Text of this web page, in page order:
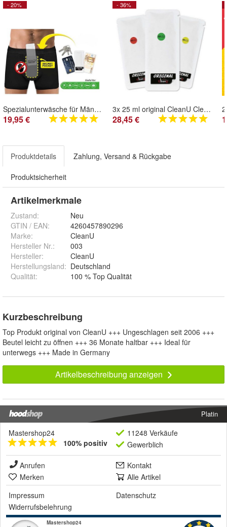
- 20%
Spezialunterwäsche für Männer Original CleanU
19,95 €
- 36%
3x 25 ml original CleanU Clean Urin synthetischer fake Urin * * Topseller * *
28,45 €
Produktdetails Zahlung, Versand & Rückgabe
Produktsicherheit
Artikelmerkmale
Zustand:
Neu
GTIN / EAN:
4260457890296
Marke:
CleanU
Hersteller Nr.:
003
Hersteller:
CleanU
Herstellungsland: Deutschland
Qualität: 100 % Top Qualität
Kurzbeschreibung
Top Produkt original von CleanU +++ Ungeschlagen seit 2006 +++
Beutel leicht zu öffnen +++ 36 Monate haltbar +++ Ideal für
unterwegs +++ Made in Germany
Artikelbeschreibung anzeigen
Platin
Mastershop24
100% positiv
11248 Verkäufe
Gewerblich
Anrufen
Kontakt
Merken
Alle Artikel
Impressum
Datenschutz
Widerrufsbelehrung